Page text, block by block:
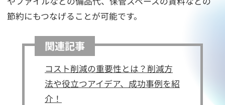
節約にもつなげることが可能です。
関連記事
コスト削減の重要性とは？削減方
法や役立つアイデア、成功事例を紹
介！